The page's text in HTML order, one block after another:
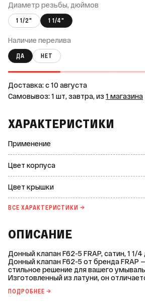
Диаметр резьбы, дюймов
1 1/2" 1 1/4"
Наличие перелива
ДА НЕТ
Доставка: c 10 августа
Самовывоз: 1 шт, завтра, из 1 магазина
ХАРАКТЕРИСТИКИ
Применение
Цвет корпуса
Цвет крышки
ВСЕ ХАРАКТЕРИСТИКИ →
ОПИСАНИЕ
Донный клапан F62-5 FRAP, сатин, 1 1/4 дюйма
Донный клапан F62-5 от бренда FRAP
стильное решение для вашего
Изготовленный из латуни, он
покрытие придают изделию
ПОДРОБНЕЕ →